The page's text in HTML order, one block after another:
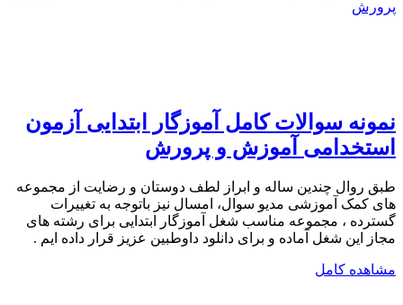
نمونه سوالات کامل آموزگار ابتدایی آزمون
استخدامی آموزش و پرورش
طبق روال چندین ساله و ابراز لطف دوستان و رضایت از مجموعه
های کمک آموزشی مدیو سوال، امسال نیز باتوجه به تغییرات
گسترده ، مجموعه مناسب شغل آموزگار ابتدایی برای رشته های
مجاز این شغل آماده و برای دانلود داوطبین عزیز قرار داده ایم .
مشاهده کامل